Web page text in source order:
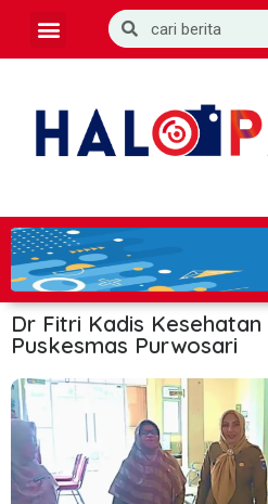
Dr Fitri Kadis
Puskesmas Purwosari